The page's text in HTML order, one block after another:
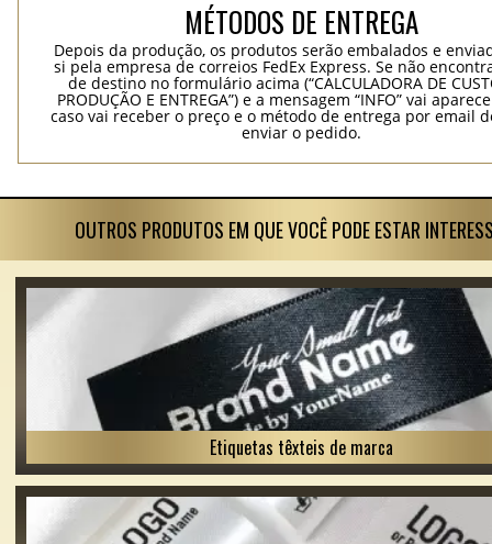
MÉTODOS DE ENTREGA
Depois da produção, os produtos serão embalados e
si pela empresa de correios FedEx Express. Se não
de destino no formulário acima (“CALCULADORA DE
PRODUÇÃO E ENTREGA”) e a mensagem “INFO” vai
caso vai receber o preço e o método de entrega por email
enviar o pedido.
OUTROS PRODUTOS EM QUE VOCÊ PODE ESTAR
Etiquetas têxteis de marca